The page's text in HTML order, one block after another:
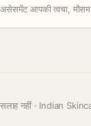
आपकी त्वचा,
सलाह नहीं · Indian